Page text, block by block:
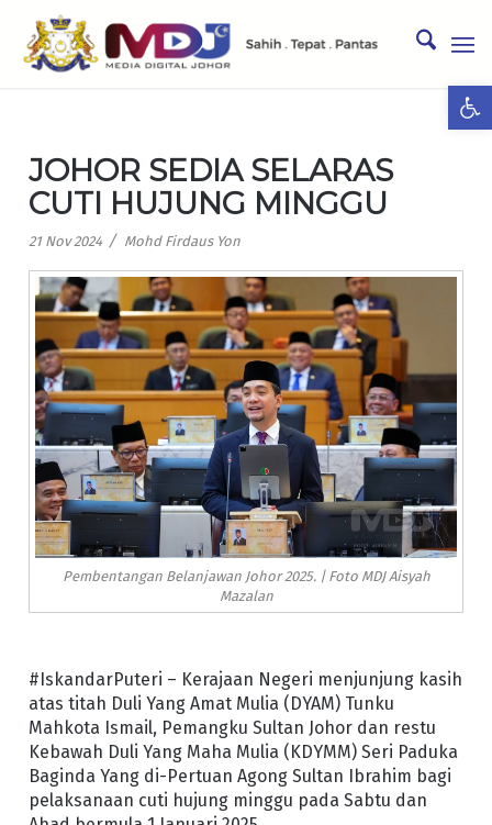
JOHOR SEDIA SELARAS
CUTI HUJUNG MINGGU
21 Nov 2024 / Mohd Firdaus Yon
Pembentangan Belanjawan Johor 2025. | Foto MDJ Aisyah
Mazalan
#IskandarPuteri – Kerajaan Negeri menjunjung kasih
atas titah Duli Yang Amat Mulia (DYAM) Tunku
Mahkota Ismail, Pemangku Sultan Johor dan restu
Kebawah Duli Yang Maha Mulia (KDYMM) Seri Paduka
Baginda Yang di-Pertuan Agong Sultan Ibrahim bagi
pelaksanaan cuti hujung minggu pada Sabtu dan